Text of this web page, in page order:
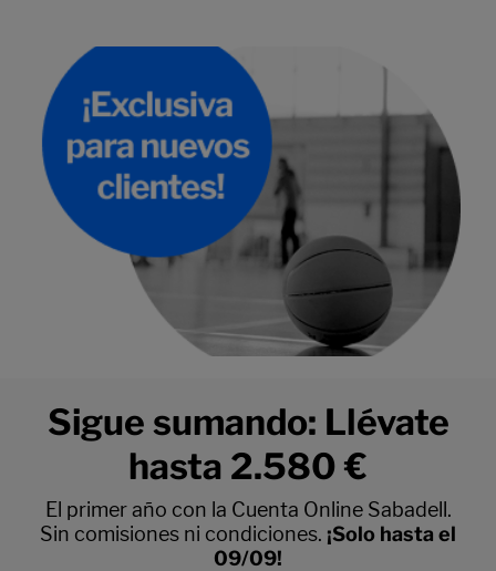
Sigue sumando: Llévate
hasta 2.580 €
El primer año con la Cuenta Online Sabadell.
Sin comisiones ni condiciones. ¡Solo hasta el
09/09!